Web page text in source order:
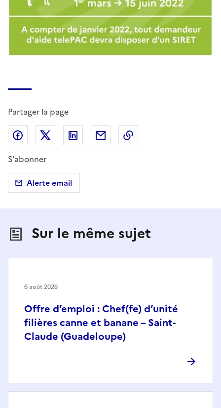
Partager la page
Partager sur Facebook
Partager sur X (anciennement Twitter)
Partager sur LinkedIn
Partager par email
S'abonner
Alerte email
Sur le même sujet
Offre d’emploi : Chef(fe) d’unité
filières canne et banane – Saint-
Claude (Guadeloupe)
6 août 2026